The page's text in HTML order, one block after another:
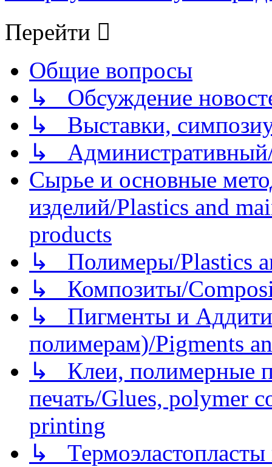
Перейти
Общие вопросы
↳ Обсуждение
↳ Выставки,
↳
Сырье и основные
изделий/Plastics and
products
↳ Полимеры/Plastics
↳ Композиты/
↳ Пигменты и
полимерам)/Pigments
↳ Клеи, полимерные
печать/Glues, polymer
printing
↳